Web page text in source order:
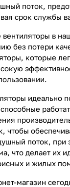
поток,
срок службы
вентиляторы в
без потери
которые
идеально
чтобы
поток, при
что делает их
и жилых
магазин